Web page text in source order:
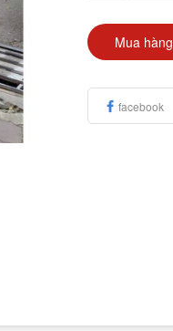
Mua hàng
facebook